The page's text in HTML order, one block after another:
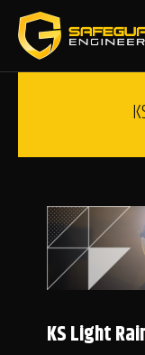
KS Light